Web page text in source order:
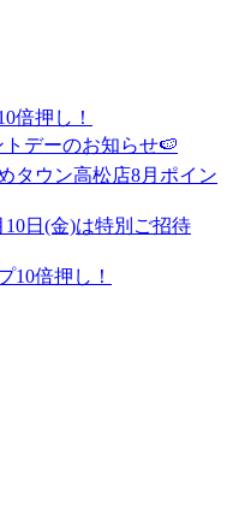
倍押し！
デーのお知らせ🍉
タウン高松店8月ポイン
日(金)は特別ご招待
10倍押し！